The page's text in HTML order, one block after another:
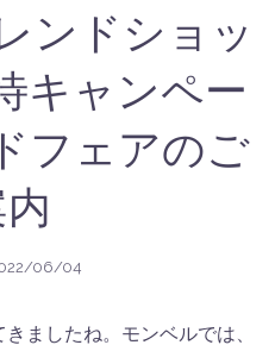
ンドショッ
キャンペー
フェアのご
06/04
ましたね。モンベルでは、